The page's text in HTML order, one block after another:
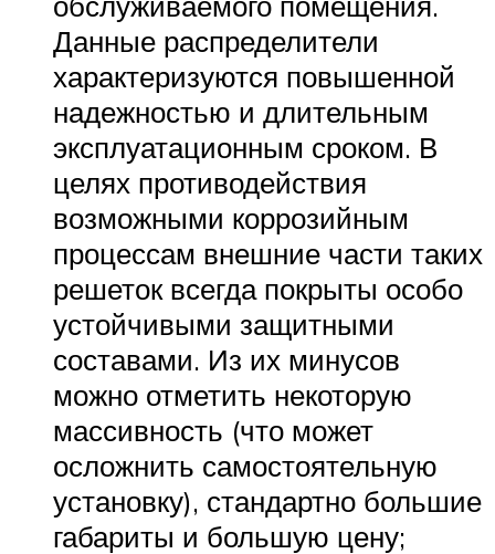
Данные распределители
характеризуются повышенной
надежностью и длительным
эксплуатационным сроком. В
целях противодействия
возможными коррозийным
процессам внешние части таких
решеток всегда покрыты особо
устойчивыми защитными
составами. Из их минусов
можно отметить некоторую
массивность (что может
осложнить самостоятельную
установку), стандартно большие
габариты и большую цену;